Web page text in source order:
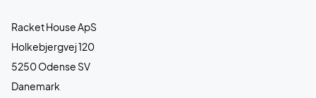
Racket House ApS
Holkebjergvej 120
5250 Odense SV
Danemark